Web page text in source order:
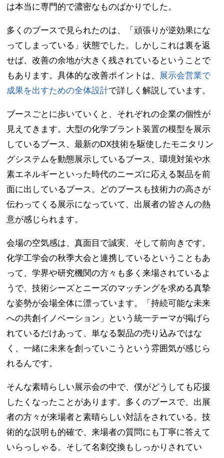
は本当に専門的で濃密なものばかりでした。
多くのブースで見られたのは、「頑張りが逆効果にな
ってしまっている」状態でした。しかしこれは裏を返
せば、改善の余地が大きく残されているということで
もあります。具体的な改善ポイントは、 展示会営業で
成果を出すための全体設計で詳しく解説しています。
ブースごとに歩いていくと、それぞれの企業の個性が
見えてきます。大型の化学プラント装置の模型を展示
しているブース、最新のDX技術を駆使したモニタリン
グシステムを動態展示しているブース、環境対策や水
素エネルギーといった時代のニーズに応える製品を前
面に出しているブース。どのブースも技術力の高さが
伝わってくる展示になっていて、出展者の皆さんの熱
意が感じられます。
会場の空気感は、真面目で誠実、そして前向きです。
化学工学会の秋季大会と連携しているということもあ
って、学界や研究機関の方々も多く来場されているよ
うで、技術シーズとニーズのマッチングを求める真摯
な姿勢が会場全体に漂っています。「持続可能な未来
への共創イノベーション」という統一テーマが掲げら
れているだけあって、単なる製品の売り込みではな
く、一緒に未来を創っていこうという雰囲気が感じら
れるんです。
そんな素晴らしい展示会の中で、僕がどうしても応援
したくなったことがあります。多くのブースで、出展
者の方々が来場者と素晴らしい対話をされている。技
術的な説明も的確で、来場者の質問にも丁寧に答えて
いらっしゃる。そして名刺交換もしっかりされてい